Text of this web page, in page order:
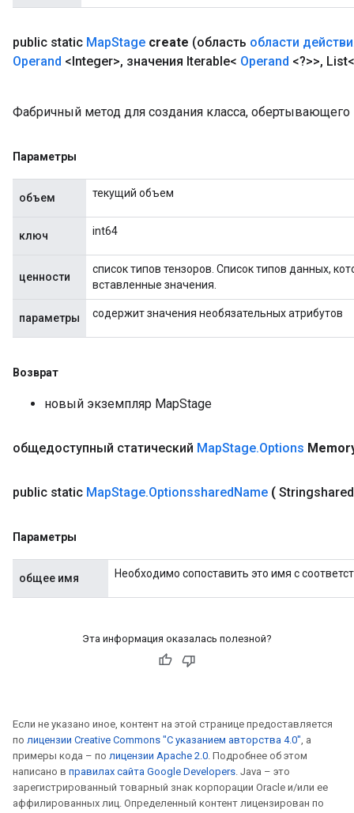
public static MapStage create (область области
Operand <Integer>, значения Iterable< Operand <?>>,
Фабричный метод для создания класса,
Параметры
объем текущий объем
ключ int64
ценности
список типов тензоров. Список типов данных,
вставленные значения.
параметры содержит значения необязательных атрибутов
Возврат
новый экземпляр MapStage
общедоступный статический MapStage.Options
public static MapStage.OptionssharedName ( Stringshared
Параметры
общее имя Необходимо сопоставить это имя с
Эта информация оказалась полезной?
Если не указано иное, контент на этой странице предоставляется
по лицензии Creative Commons "С указанием авторства 4.0", а
примеры кода – по лицензии Apache 2.0. Подробнее об этом
написано в правилах сайта Google Developers. Java – это
зарегистрированный товарный знак корпорации Oracle и/или ее
аффилированных лиц. Определенный контент лицензирован по